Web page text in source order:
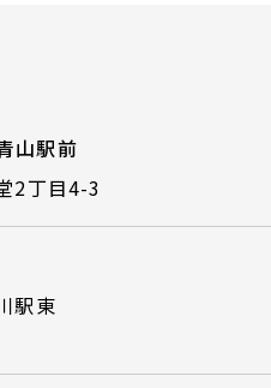
山駅前
2丁目4-3
駅東